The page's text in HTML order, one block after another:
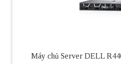
Máy chủ Server DELL